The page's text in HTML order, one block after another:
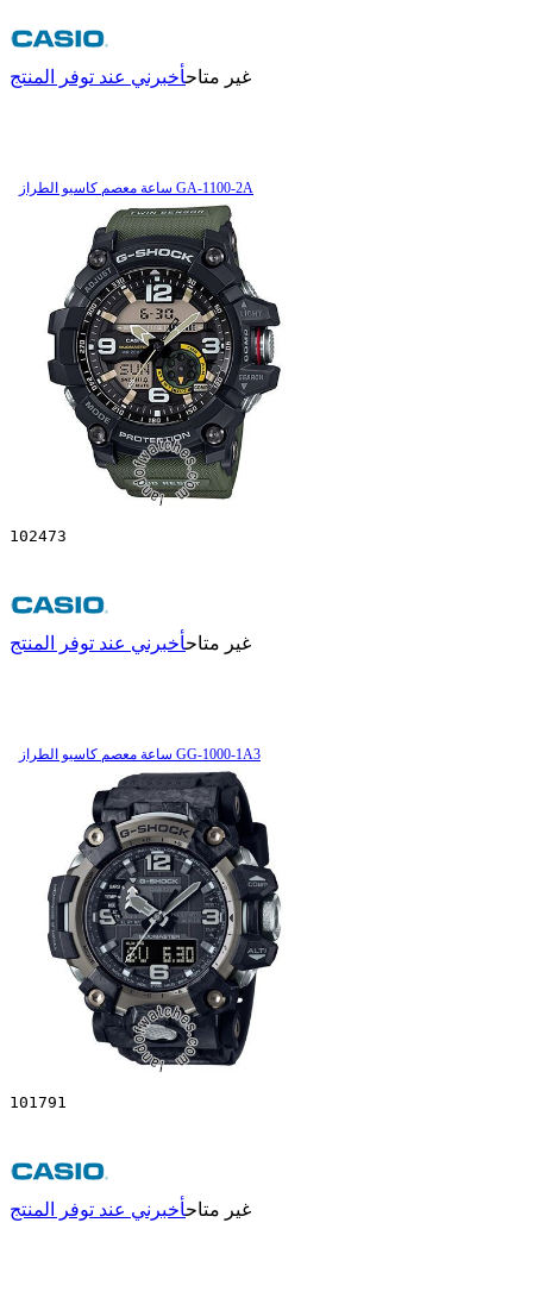
غير متاحأخبرني عند توفر المنتج
ساعة معصم کاسیو الطراز GA-1100-2A
102473
غير متاحأخبرني عند توفر المنتج
ساعة معصم کاسیو الطراز GG-1000-1A3
101791
غير متاحأخبرني عند توفر المنتج